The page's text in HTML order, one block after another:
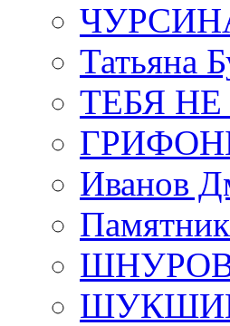
Татьяна
ТЕБЯ
Иванов